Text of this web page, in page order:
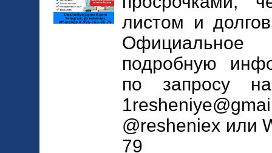
листом и
Официальное
подробную
по запросу
@resheniex или
79